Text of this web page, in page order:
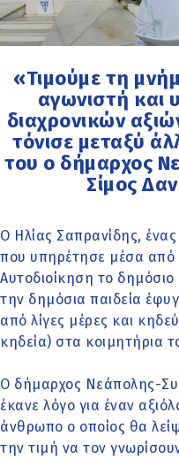
«Τιμούμε τη
αγωνιστή και
διαχρονικών
τόνισε μεταξύ
του ο δήμαρχος
Σίμος
Ο Ηλίας Σαπρανίδης,
που υπηρέτησε μέσα από
Αυτοδιοίκηση το δημόσιο
την δημόσια παιδεία
από λίγες μέρες και
κηδεία) στα κοιμητήρια
Ο δήμαρχος Νεάπολης-
έκανε λόγο για έναν
άνθρωπο ο οποίος θα
την τιμή να τον